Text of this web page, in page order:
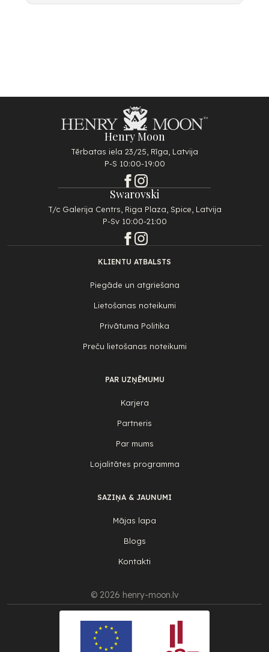
Henry Moon
Tērbatas iela 23/25, Rīga, Latvija
P-S 10:00-19:00
Swarovski
T/c Galerija Centrs, Riga Plaza, Spice, Latvija
P-Sv 10:00-21:00
KLIENTU ATBALSTS
Piegāde un atgriešana
Lietošanas noteikumi
Privātuma Politika
Preču lietošanas noteikumi
PAR UZŅĒMUMU
Karjera
Partneris
Par mums
Lojalitātes programma
SAZIŅA & JAUNUMI
Mājas lapa
Blogs
Kontakti
© 2026 henry-moon.lv